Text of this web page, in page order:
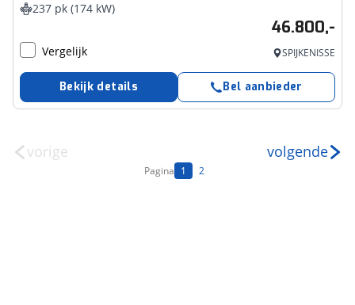
237 pk (174 kW)
46.800,-
Vergelijk SPIJKENISSE
Bekijk details Bel aanbieder
vorige
Pagina 1 2
volgende